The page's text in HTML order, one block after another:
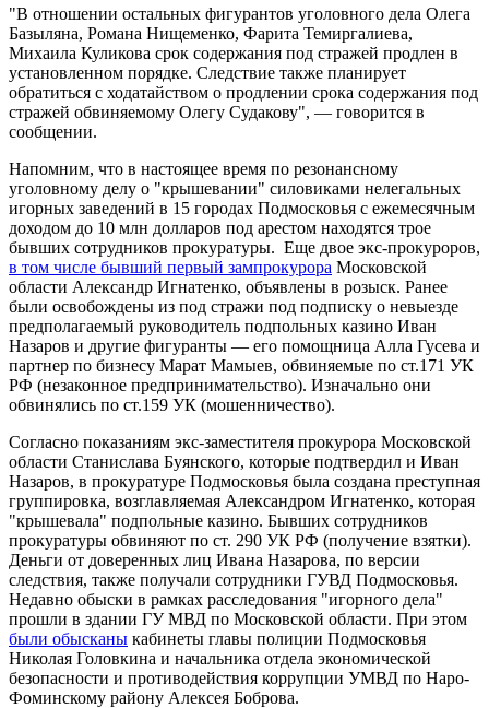
"В отношении остальных фигурантов уголовного дела Олега
Базыляна, Романа Нищеменко, Фарита Темиргалиева,
Михаила Куликова срок содержания под стражей продлен в
установленном порядке. Следствие также планирует
обратиться с ходатайством о продлении срока содержания под
стражей обвиняемому Олегу Судакову", — говорится в
сообщении.
Напомним, что в настоящее время по резонансному
уголовному делу о "крышевании" силовиками нелегальных
игорных заведений в 15 городах Подмосковья с ежемесячным
доходом до 10 млн долларов под арестом находятся трое
бывших сотрудников прокуратуры. Еще двое экс-прокуроров,
в том числе бывший первый зампрокурора Московской
области Александр Игнатенко, объявлены в розыск. Ранее
были освобождены из под стражи под подписку о невыезде
предполагаемый руководитель подпольных казино Иван
Назаров и другие фигуранты — его помощница Алла Гусева и
партнер по бизнесу Марат Мамыев, обвиняемые по ст.171 УК
РФ (незаконное предпринимательство). Изначально они
обвинялись по ст.159 УК (мошенничество).
Согласно показаниям экс-заместителя прокурора Московской
области Станислава Буянского, которые подтвердил и Иван
Назаров, в прокуратуре Подмосковья была создана преступная
группировка, возглавляемая Александром Игнатенко, которая
"крышевала" подпольные казино. Бывших сотрудников
прокуратуры обвиняют по ст. 290 УК РФ (получение взятки).
Деньги от доверенных лиц Ивана Назарова, по версии
следствия, также получали сотрудники ГУВД Подмосковья.
Недавно обыски в рамках расследования "игорного дела"
прошли в здании ГУ МВД по Московской области. При этом
были обысканы кабинеты главы полиции Подмосковья
Николая Головкина и начальника отдела экономической
безопасности и противодействия коррупции УМВД по Наро-
Фоминскому району Алексея Боброва.